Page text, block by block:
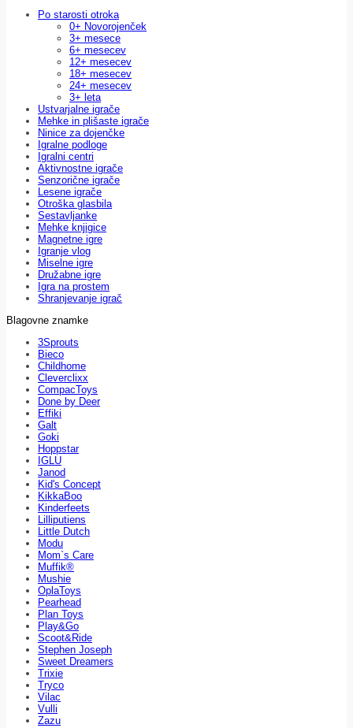
Po starosti otroka
0+ Novorojenček
3+ mesece
6+ mesecev
12+ mesecev
18+ mesecev
24+ mesecev
3+ leta
Ustvarjalne igrače
Mehke in plišaste igrače
Ninice za dojenčke
Igralne podloge
Igralni centri
Aktivnostne igrače
Senzorične igrače
Lesene igrače
Otroška glasbila
Sestavljanke
Mehke knjigice
Magnetne igre
Igranje vlog
Miselne igre
Družabne igre
Igra na prostem
Shranjevanje igrač
Blagovne znamke
3Sprouts
Bieco
Childhome
Cleverclixx
CompacToys
Done by Deer
Effiki
Galt
Goki
Hoppstar
IGLU
Janod
Kid's Concept
KikkaBoo
Kinderfeets
Lilliputiens
Little Dutch
Modu
Mom`s Care
Muffik®
Mushie
OplaToys
Pearhead
Plan Toys
Play&Go
Scoot&Ride
Stephen Joseph
Sweet Dreamers
Trixie
Tryco
Vilac
Vulli
Zazu